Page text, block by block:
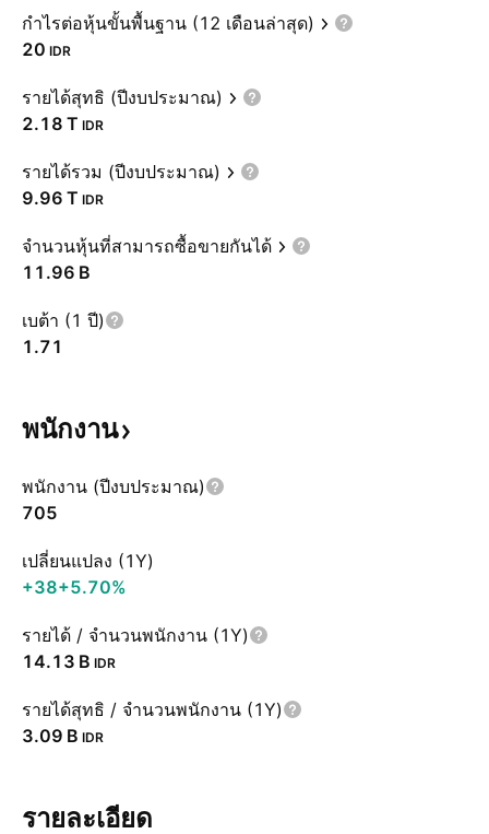
กำไรต่อหุ้นขั้นพื้นฐาน (12 เดือนล่าสุด)
20 IDR
รายได้สุทธิ (ปีงบประมาณ)
‪2.18 T‬ IDR
รายได้รวม (ปีงบประมาณ)
‪9.96 T‬ IDR
จำนวนหุ้นที่สามารถซื้อขายกันได้
‪11.96 B‬
เบต้า (1 ปี)
1.71
พนักงาน
พนักงาน (ปีงบประมาณ)
705
เปลี่ยนแปลง (1Y)
+38+5.70%
รายได้ / จำนวนพนักงาน (1Y)
‪14.13 B‬ IDR
รายได้สุทธิ / จำนวนพนักงาน (1Y)
‪3.09 B‬ IDR
รายละเอียด